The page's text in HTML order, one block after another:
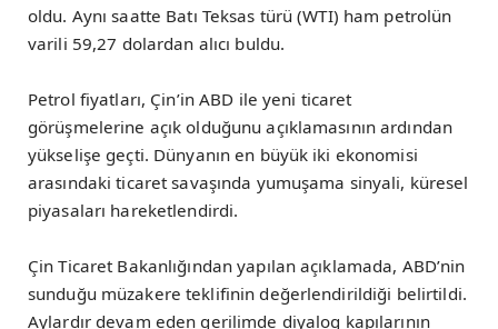
oldu. Aynı saatte Batı Teksas türü (WTI) ham petrolün
varili 59,27 dolardan alıcı buldu.
Petrol fiyatları, Çin’in ABD ile yeni ticaret
görüşmelerine açık olduğunu açıklamasının ardından
yükselişe geçti. Dünyanın en büyük iki ekonomisi
arasındaki ticaret savaşında yumuşama sinyali, küresel
piyasaları hareketlendirdi.
Çin Ticaret Bakanlığından yapılan açıklamada, ABD’nin
sunduğu müzakere teklifinin değerlendirildiği belirtildi.
Aylardır devam eden gerilimde diyalog kapılarının